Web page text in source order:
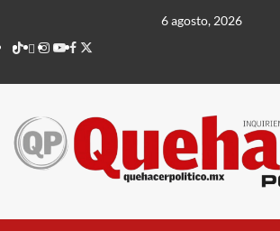
contenido
6 agosto, 2026
TikTok
threads
Instagram
Youtube
Facebook
X